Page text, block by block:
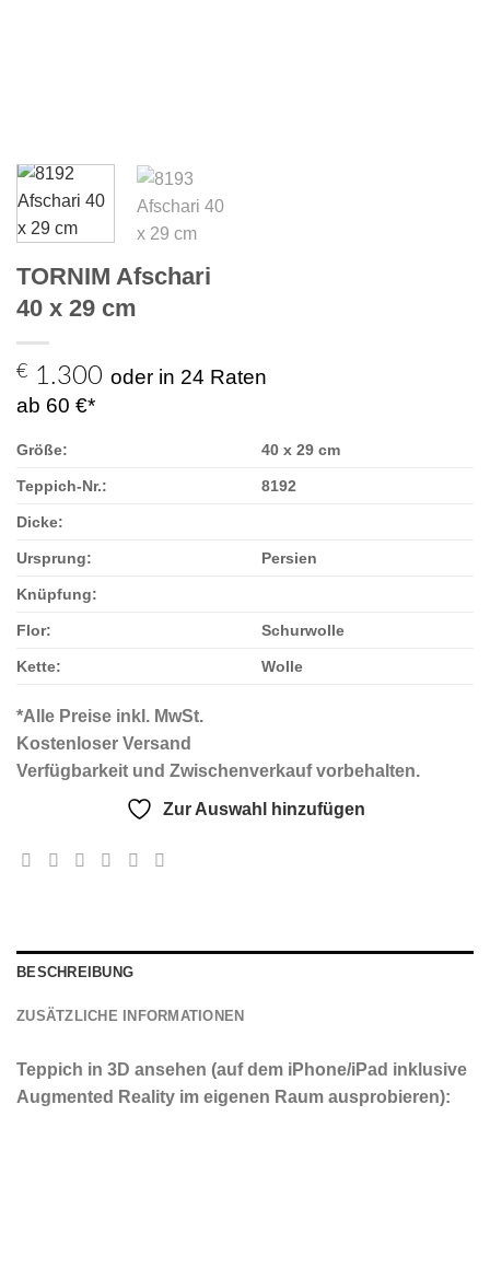
TORNIM Afschari
40 x 29 cm
€ 1.300 oder in 24 Raten
ab 60 €*
Größe: 40 x 29 cm
Teppich-Nr.: 8192
Dicke:
Ursprung: Persien
Knüpfung:
Flor: Schurwolle
Kette: Wolle
*Alle Preise inkl. MwSt.
Kostenloser Versand
Verfügbarkeit und Zwischenverkauf vorbehalten.
Zur Auswahl hinzufügen
BESCHREIBUNG
ZUSÄTZLICHE INFORMATIONEN
Teppich in 3D ansehen (auf dem iPhone/iPad inklusive
Augmented Reality im eigenen Raum ausprobieren):